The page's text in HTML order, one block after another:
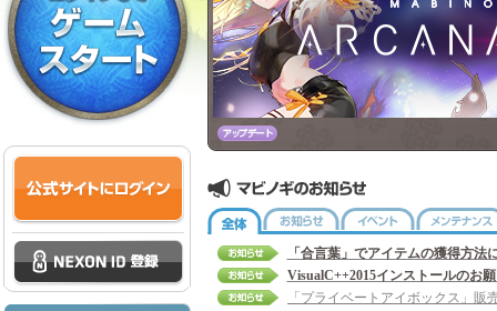
全体 お知らせ イベント
「合言葉」でアイテムの獲得方法
VisualC++2015インストールのお